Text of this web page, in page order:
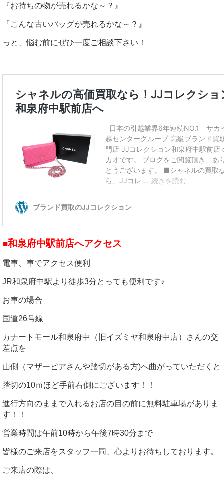
『お持ちの物が売れるかな～？』
『こんな古いバッグが売れるかな～？』
っと、悩む前にぜひ一度ご相談下さい！
■和泉府中駅前店へアクセス
電車、車でアクセス便利
JR和泉府中駅より徒歩3分とっても便利です♪
お車の場合
国道26号線
カナートモール和泉府中（旧イズミヤ和泉府中店）さんの交
差点を
山側（マザーピアさんや踏切がある方)へ曲がっていただくと
踏切の10ｍほど手前右側にございます！！
進行方向のままで入れるお店の目の前に無料駐車場がありま
す！！
営業時間は午前10時から午後7時30分まで
皆様のご来店をスタッフ一同、心よりお待ちしております。
ご来店の際は、